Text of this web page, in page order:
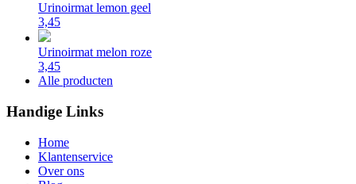
Urinoirmat lemon geel
3,45
Urinoirmat melon roze
3,45
Alle producten
Handige Links
Home
Klantenservice
Over ons